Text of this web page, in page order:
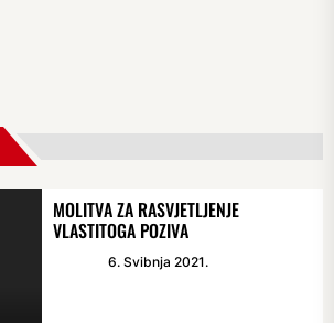
MOLITVA ZA RASVJETLJENJE
VLASTITOGA POZIVA
6. Svibnja 2021.